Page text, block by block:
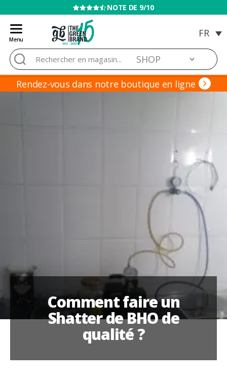
VENTE INTERDITE AUX MINEURS
Menu
Blog
de
Grow
Barato
Rechercher :
Rendez-vous dans notre boutique en ligne
Comment faire un
Shatter de BHO de
qualité ?